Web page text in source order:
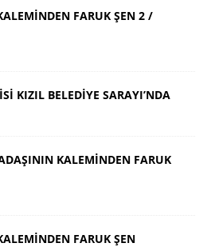
FARUK ŞEN 2 /
KIZIL BELEDİYE SARAYI’NDA
KALEMİNDEN FARUK
FARUK ŞEN